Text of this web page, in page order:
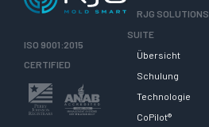
ISO 9001:2015
CERTIFIED
RJG SOLUTIONS
SUITE
Übersicht
Schulung
Technologie
CoPilot®